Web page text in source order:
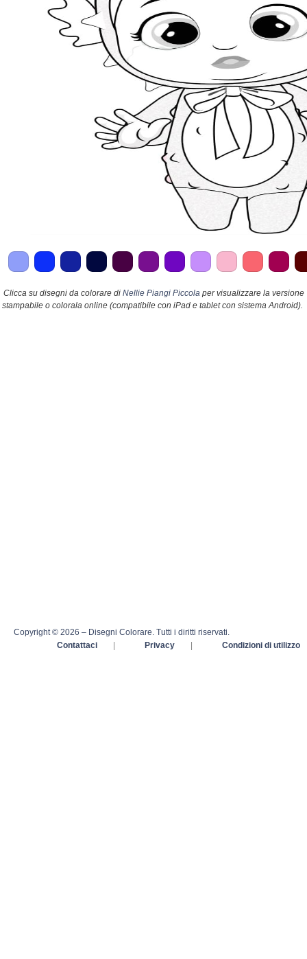
Clicca su disegni da colorare di Nellie Piangi Piccola per visualizzare la versione
stampabile o colorala online (compatibile con iPad e tablet con sistema Android).
Copyright © 2026 – Disegni Colorare. Tutti i diritti riservati.
Contattaci
| Privacy | Condizioni di utilizzo